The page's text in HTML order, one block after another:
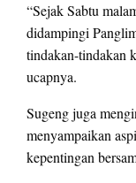
“Sejak Sabtu
didampingi
tindakan-tindakan
ucapnya.
Sugeng juga
menyampaikan
kepentingan